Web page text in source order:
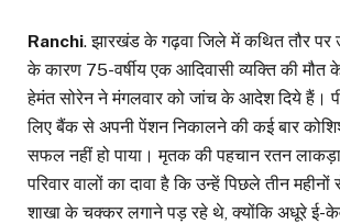
Ranchi. झारखंड के गढ़वा जिले में कथित तौर पर
के कारण 75-वर्षीय एक आदिवासी व्यक्ति की मौत
हेमंत सोरेन ने मंगलवार को जांच के आदेश दिये हैं।
लिए बैंक से अपनी पेंशन निकालने की कई बार
सफल नहीं हो पाया। मृतक की पहचान रतन
परिवार वालों का दावा है कि उन्हें पिछले तीन
शाखा के चक्कर लगाने पड़ रहे थे, क्योंकि अधूरे ई-